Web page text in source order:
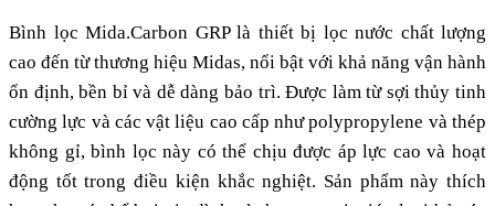
Bình lọc Mida.Carbon GRP là thiết bị lọc nước chất lượng
cao đến từ thương hiệu Midas, nổi bật với khả năng vận hành
ổn định, bền bỉ và dễ dàng bảo trì. Được làm từ sợi thủy tinh
cường lực và các vật liệu cao cấp như polypropylene và thép
không gỉ, bình lọc này có thể chịu được áp lực cao và hoạt
động tốt trong điều kiện khắc nghiệt. Sản phẩm này thích